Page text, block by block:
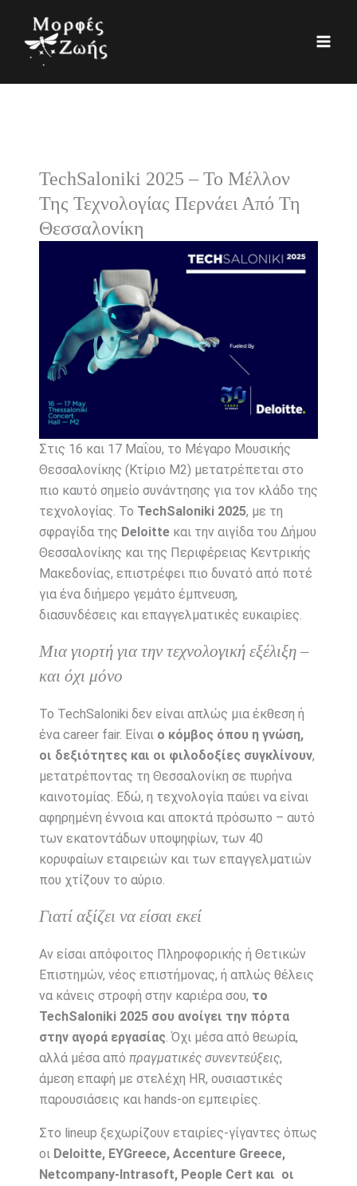
περιεχόμενο
TechSaloniki 2025 – Το Μέλλον
Της Τεχνολογίας Περνάει Από Τη
Θεσσαλονίκη
Στις 16 και 17 Μαΐου, το Μέγαρο Μουσικής
Θεσσαλονίκης (Κτίριο Μ2) μετατρέπεται στο
πιο καυτό σημείο συνάντησης για τον κλάδο της
τεχνολογίας. Το TechSaloniki 2025, με τη
σφραγίδα της Deloitteκαι την αιγίδα του Δήμου
Θεσσαλονίκης και της Περιφέρειας Κεντρικής
Μακεδονίας, επιστρέφει πιο δυνατό από ποτέ
για ένα διήμερο γεμάτο έμπνευση,
διασυνδέσεις και επαγγελματικές ευκαιρίες.
Μια γιορτή για την τεχνολογική εξέλιξη –
και όχι μόνο
Το TechSaloniki δεν είναι απλώς μια έκθεση ή
ένα career fair. Είναι ο κόμβος όπου η γνώση,
οι δεξιότητες και οι φιλοδοξίες συγκλίνουν,
μετατρέποντας τη Θεσσαλονίκη σε πυρήνα
καινοτομίας. Εδώ, η τεχνολογία παύει να είναι
αφηρημένη έννοια και αποκτά πρόσωπο – αυτό
των εκατοντάδων υποψηφίων, των 40
κορυφαίων εταιρειών και των επαγγελματιών
που χτίζουν το αύριο.
Γιατί αξίζει να είσαι εκεί
Αν είσαι απόφοιτος Πληροφορικής ή Θετικών
Επιστημών, νέος επιστήμονας, ή απλώς θέλεις
να κάνεις στροφή στην καριέρα σου, το
TechSaloniki 2025 σου ανοίγει την πόρτα
στην αγορά εργασίας. Όχι μέσα από θεωρία,
αλλά μέσα από πραγματικές συνεντεύξεις,
άμεση επαφή με στελέχη HR, ουσιαστικές
παρουσιάσεις και hands-on εμπειρίες.
Στο lineup ξεχωρίζουν εταιρίες-γίγαντες όπως
οι Deloitte, EYGreece, Accenture Greece,
Netcompany-Intrasoft, People Cert και οι
α
η
σ
ο